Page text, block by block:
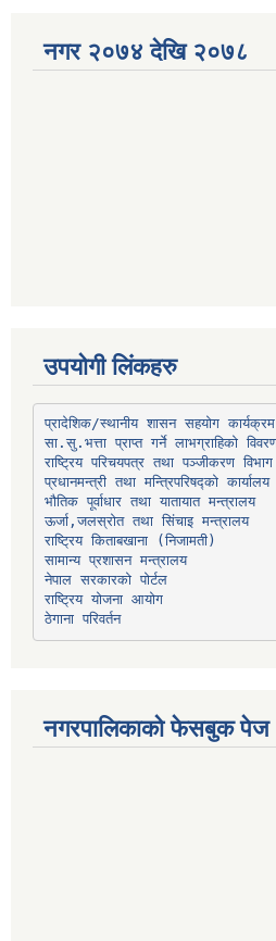
नगर २०७४ देखि २०७८
उपयोगी लिंकहरु
प्रादेशिक/स्थानीय शासन सहयोग कार्यक्रम
राष्ट्रिय परिचयपत्र तथा पञ्‍जीकरण विभाग
प्रधानमन्त्री तथा मन्त्रिपरिषद्को कार्यालय
भौतिक पूर्वाधार तथा यातायात मन्त्रालय
ऊर्जा,जलस्रोत तथा सिंचाइ मन्त्रालय
सामान्य प्रशासन मन्त्रालय
नेपाल सरकारको पोर्टल
राष्ट्रिय योजना आयोग
ठेगाना परिवर्तन
नगरपालिकाको फेसबुक पेज